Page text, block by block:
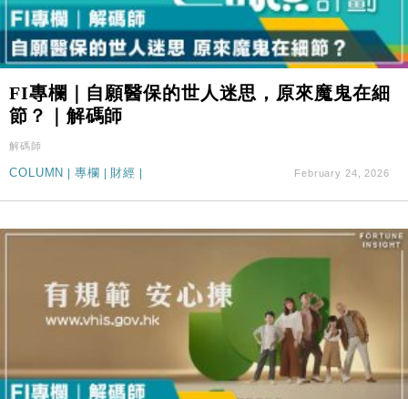
FI專欄｜自願醫保的世人迷思，原來魔鬼在細
節？｜解碼師
解碼師
COLUMN | 專欄 | 財經 | February 24, 2026